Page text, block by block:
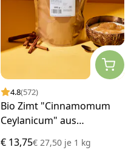
4.8(572)
Bio Zimt "Cinnamomum
Ceylanicum" aus
Madagaskar 500 g
€ 13,75€ 27,50 je 1 kg